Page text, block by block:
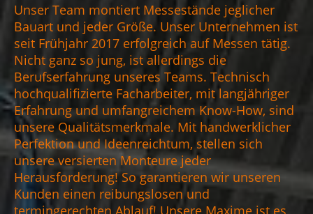
Unser Team montiert Messestände jeglicher
Bauart und jeder Größe. Unser Unternehmen ist
seit Frühjahr 2017 erfolgreich auf Messen tätig.
Nicht ganz so jung, ist allerdings die
Berufserfahrung unseres Teams. Technisch
hochqualifizierte Facharbeiter, mit langjähriger
Erfahrung und umfangreichem Know-How, sind
unsere Qualitätsmerkmale. Mit handwerklicher
Perfektion und Ideenreichtum, stellen sich
unsere versierten Monteure jeder
Herausforderung! So garantieren wir unseren
Kunden einen reibungslosen und
termingerechten Ablauf! Unsere Maxime ist es,